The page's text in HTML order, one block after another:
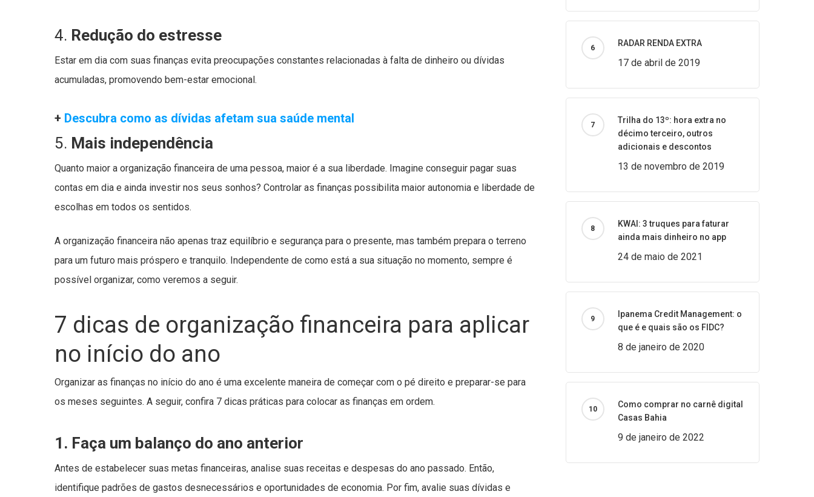
4. Redução do estresse
Estar em dia com suas finanças evita preocupações constantes relacionadas à falta de dinheiro ou dívidas
acumuladas, promovendo bem-estar emocional.
+ Descubra como as dívidas afetam sua saúde mental
5. Mais independência
Quanto maior a organização financeira de uma pessoa, maior é a sua liberdade. Imagine conseguir pagar suas
contas em dia e ainda investir nos seus sonhos? Controlar as finanças possibilita maior autonomia e liberdade de
escolhas em todos os sentidos.
A organização financeira não apenas traz equilíbrio e segurança para o presente, mas também prepara o terreno
para um futuro mais próspero e tranquilo. Independente de como está a sua situação no momento, sempre é
possível organizar, como veremos a seguir.
7 dicas de organização financeira para aplicar
no início do ano
Organizar as finanças no início do ano é uma excelente maneira de começar com o pé direito e preparar-se para
os meses seguintes. A seguir, confira 7 dicas práticas para colocar as finanças em ordem.
1. Faça um balanço do ano anterior
Antes de estabelecer suas metas financeiras, analise suas receitas e despesas do ano passado. Então,
identifique padrões de gastos desnecessários e oportunidades de economia. Por fim, avalie suas dívidas e
RADAR RENDA EXTRA
17 de abril de 2019
Trilha do 13º: hora extra no
décimo terceiro, outros
adicionais e descontos
13 de novembro de 2019
KWAI: 3 truques para faturar
ainda mais dinheiro no app
24 de maio de 2021
Ipanema Credit Management: o
que é e quais são os FIDC?
8 de janeiro de 2020
Como comprar no carnê digital
Casas Bahia
9 de janeiro de 2022